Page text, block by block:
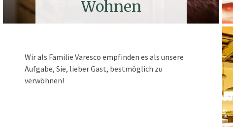
Wohnen
Wir als Familie Varesco empfinden es als unsere
Aufgabe, Sie, lieber Gast, bestmöglich zu
verwöhnen!